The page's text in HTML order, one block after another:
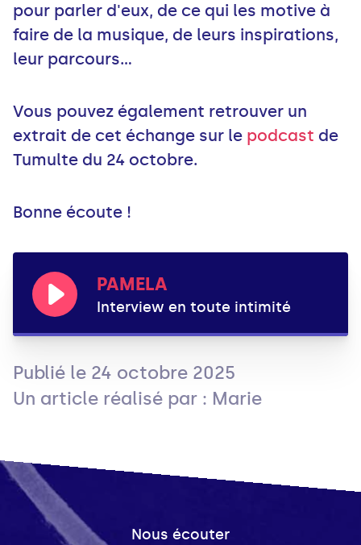
pour parler d'eux, de ce qui les motive à
faire de la musique, de leurs inspirations,
leur parcours...
Vous pouvez également retrouver un
extrait de cet échange sur le podcast de
Tumulte du 24 octobre.
Bonne écoute !
PAMELA
Interview en toute intimité
Publié le 24 octobre 2025
Un article réalisé par : Marie
Nous écouter